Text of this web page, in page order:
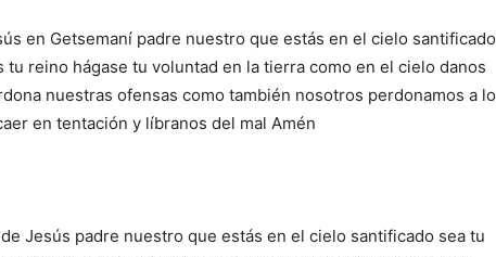
en Getsemaní padre nuestro que estás en el cielo santificado
tu reino hágase tu voluntad en la tierra como en el cielo danos
nuestras ofensas como también nosotros perdonamos a
en tentación y líbranos del mal Amén
Jesús padre nuestro que estás en el cielo santificado sea tu